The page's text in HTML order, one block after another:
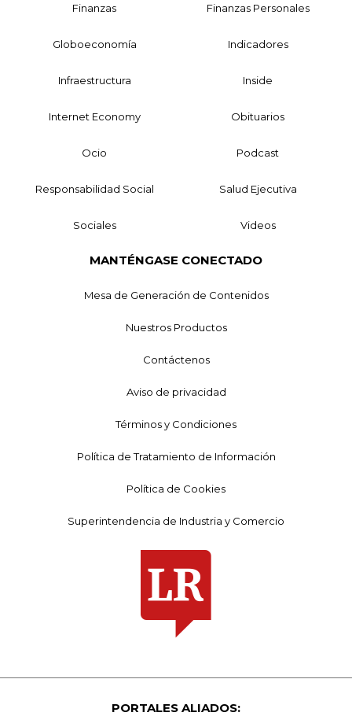
Finanzas Finanzas Personales
Globoeconomía Indicadores
Infraestructura Inside
Internet Economy Obituarios
Ocio Podcast
Responsabilidad Social Salud Ejecutiva
Sociales Videos
MANTÉNGASE CONECTADO
Mesa de Generación de Contenidos
Nuestros Productos
Contáctenos
Aviso de privacidad
Términos y Condiciones
Política de Tratamiento de Información
Política de Cookies
Superintendencia de Industria y Comercio
PORTALES ALIADOS: